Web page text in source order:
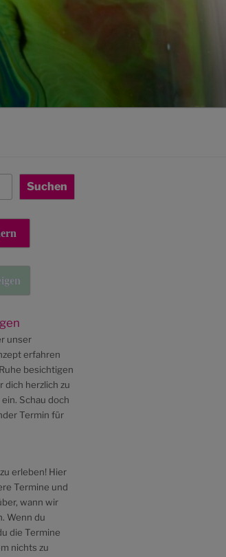
Suchen
unser
erfahren
besichtigen
dich herzlich zu
Schau doch
Termin für
erleben! Hier
Termine und
wann wir
Wenn du
die Termine
nichts zu